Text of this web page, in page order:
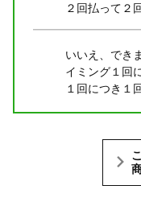
２回払って２
いいえ、でき
イミング１回
１回につき１